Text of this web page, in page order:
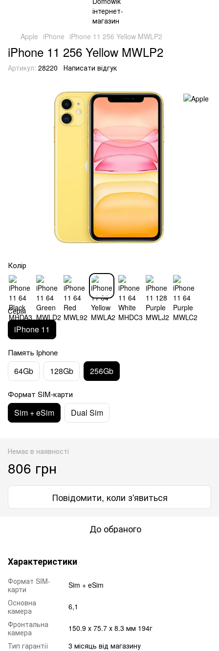
Apple iPhone iPhone 11 256 Yellow MWLP2
iPhone 11 256 Yellow MWLP2
Артикул: 28220 Написати відгук
Колір
Серія
iPhone 11
Память Iphone
64Gb 128Gb 256Gb
Формат SIM-карти
Sim + eSim Dual Sim
Немає в наявності
806 грн
Повідомити, коли з'явиться
До обраного
Характеристики
Формат SIM-
карти
Sim + eSim
Основна
камера
6,1
Фронтальна
камера
150.9 х 75.7 х 8.3 мм 194г
Тип гарантії
3 місяць від магазину